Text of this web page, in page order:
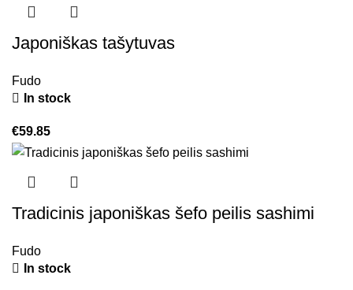
Japoniškas tašytuvas
Fudo
In stock
€59.85
Tradicinis japoniškas šefo peilis sashimi
Fudo
In stock